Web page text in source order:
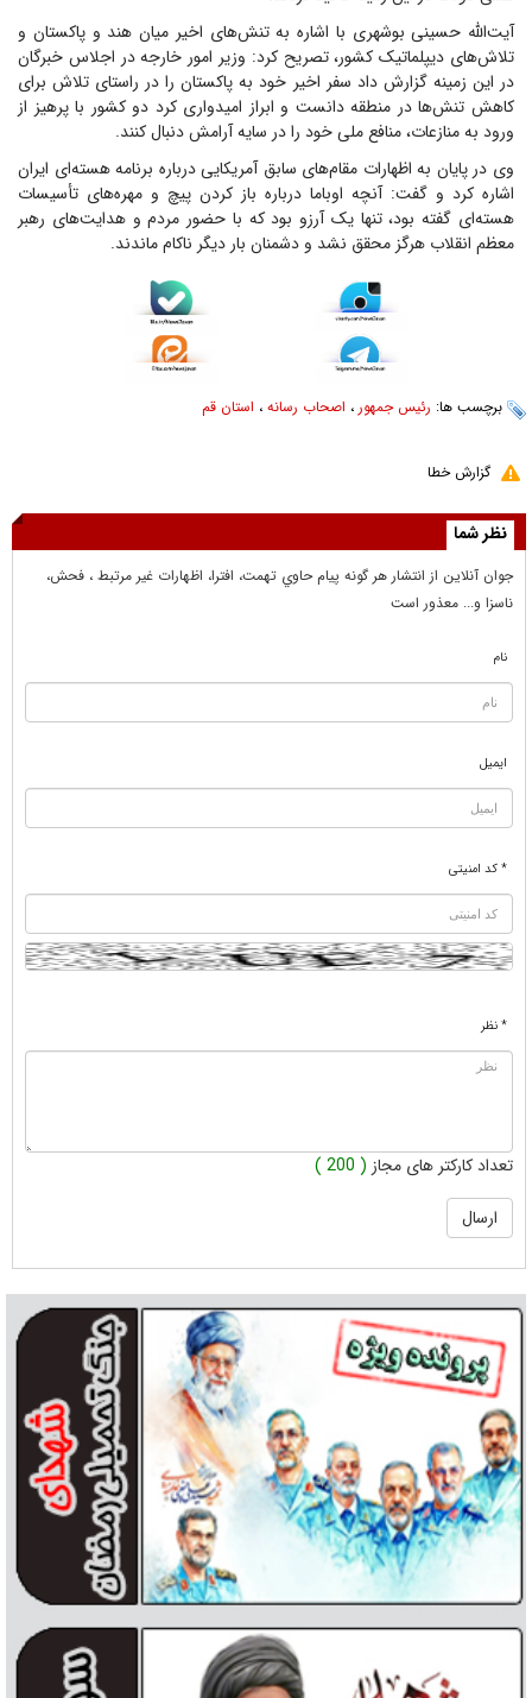
آیت‌الله حسینی بوشهری با اشاره به تنش‌های اخیر میان هند و پاکستان و
تلاش‌های دیپلماتیک کشور، تصریح کرد: وزیر امور خارجه در اجلاس خبرگان
در این زمینه گزارش داد سفر اخیر خود به پاکستان را در راستای تلاش برای
کاهش تنش‌ها در منطقه دانست و ابراز امیدواری کرد دو کشور با پرهیز از
ورود به منازعات، منافع ملی خود را در سایه آرامش دنبال کنند.
وی در پایان به اظهارات مقام‌های سابق آمریکایی درباره برنامه هسته‌ای ایران
اشاره کرد و گفت: آنچه اوباما درباره باز کردن پیچ و مهره‌های تأسیسات
هسته‌ای گفته بود، تنها یک آرزو بود که با حضور مردم و هدایت‌های رهبر
معظم انقلاب هرگز محقق نشد و دشمنان بار دیگر ناکام ماندند.
برچسب ها: رئیس جمهور ، اصحاب رسانه ، استان قم
گزارش خطا
نظر شما
جوان آنلاين از انتشار هر گونه پيام حاوي تهمت، افترا، اظهارات غير مرتبط ، فحش،
ناسزا و... معذور است
نام
ایمیل
* کد امنیتی
* نظر
تعداد کارکتر های مجاز ( 200 )